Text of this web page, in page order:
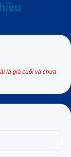
là giá cuối và chưa